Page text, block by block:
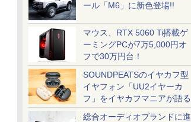
ール「M6」に新色登場!!
マウス、RTX 5060 Ti搭載ゲ
ーミングPCが7万5,000円オ
フで30万円台！
SOUNDPEATSのイヤカフ型
イヤフォン「UU2イヤーカ
フ」をイヤカフマニアが語る
総合オーディオブランドに進